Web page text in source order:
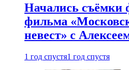
Начались съёмки
фильма
невест» с
1 год спустя1 год спустя